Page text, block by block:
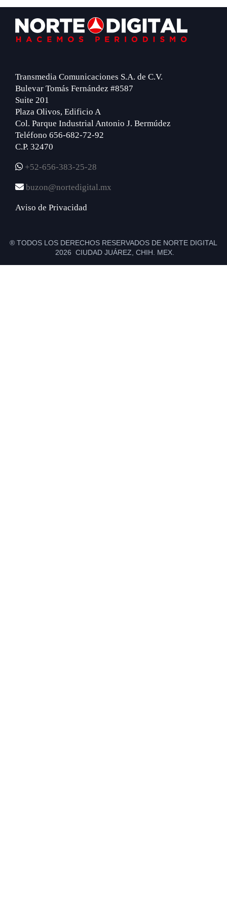
Footer
Transmedia Comunicaciones S.A. de C.V.
Bulevar Tomás Fernández #8587
Suite 201
Plaza Olivos, Edificio A
Col. Parque Industrial Antonio J. Bermúdez
Teléfono 656-682-72-92
C.P. 32470
+52-656-383-25-28
buzon@nortedigital.mx
Aviso de Privacidad
® TODOS LOS DERECHOS RESERVADOS DE NORTE DIGITAL
2026 CIUDAD JUÁREZ, CHIH. MEX.